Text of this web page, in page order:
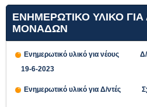
ΕΝΗΜΕΡΩΤΙΚΟ ΥΛΙΚΟ
ΜΟΝΑΔΩΝ
Ενημερωτικό υλικό για νέους
19-6-2023
Ενημερωτικό υλικό για Δ/ντές